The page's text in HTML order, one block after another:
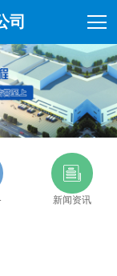
司
新闻资讯